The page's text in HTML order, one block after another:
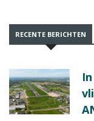
RECENTE BERICHTEN